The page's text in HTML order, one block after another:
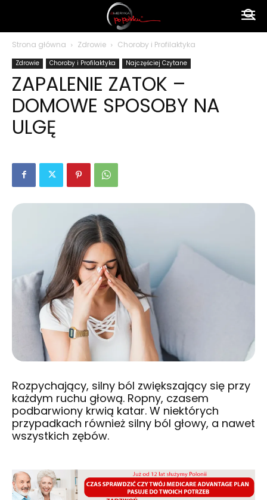
polsku
Strona główna Zdrowie Choroby i Profilaktyka
Zdrowie Choroby i Profilaktyka Najczęściej Czytane
ZAPALENIE ZATOK –
DOMOWE SPOSOBY NA
ULGĘ
Rozpychający, silny ból zwiększający się przy
każdym ruchu głową. Ropny, czasem
podbarwiony krwią katar. W niektórych
przypadkach również silny ból głowy, a nawet
wszystkich zębów.